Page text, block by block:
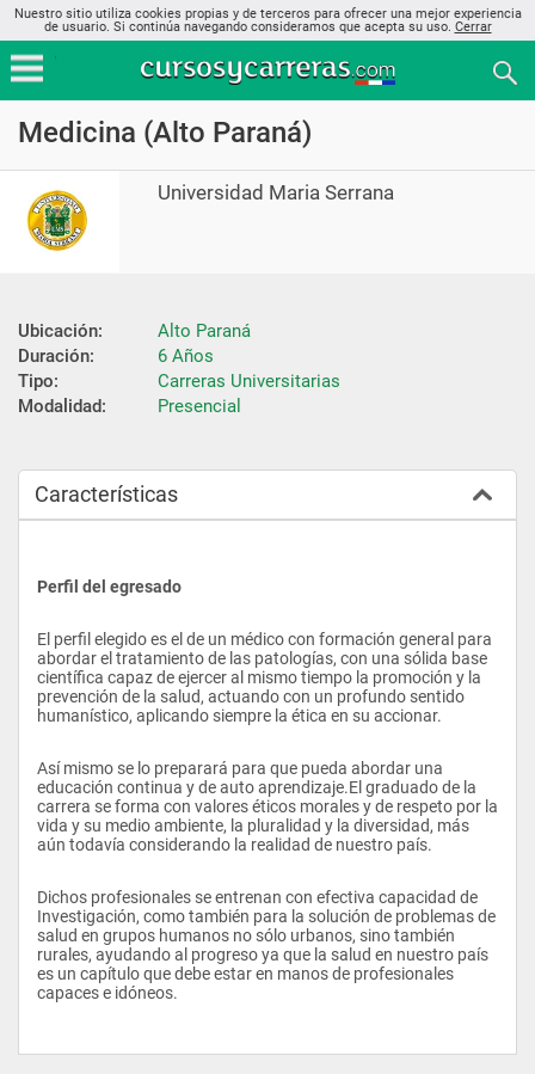
Nuestro sitio utiliza cookies propias y de terceros para ofrecer una mejor experiencia
de usuario. Si continúa navegando consideramos que acepta su uso. Cerrar
Medicina (Alto Paraná)
Universidad Maria Serrana
Ubicación:
Alto Paraná
Duración:
6 Años
Tipo:
Carreras Universitarias
Modalidad:
Presencial
Características
Perfil del egresado
El perfil elegido es el de un médico con formación general para
abordar el tratamiento de las patologías, con una sólida base
científica capaz de ejercer al mismo tiempo la promoción y la
prevención de la salud, actuando con un profundo sentido
humanístico, aplicando siempre la ética en su accionar.
Así mismo se lo preparará para que pueda abordar una
educación continua y de auto aprendizaje.El graduado de la
carrera se forma con valores éticos morales y de respeto por la
vida y su medio ambiente, la pluralidad y la diversidad, más
aún todavía considerando la realidad de nuestro país.
Dichos profesionales se entrenan con efectiva capacidad de
Investigación, como también para la solución de problemas de
salud en grupos humanos no sólo urbanos, sino también
rurales, ayudando al progreso ya que la salud en nuestro país
es un capítulo que debe estar en manos de profesionales
capaces e idóneos.